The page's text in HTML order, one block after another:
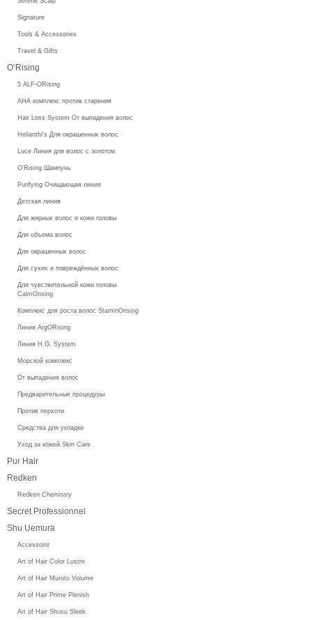
Signature
Tools & Accessories
Travel & Gifts
O’Rising
5 ALF-ORising
AHA комплекс против старения
Hair Loss System От выпадения волос
Helianthi's Для окрашенных волос
Luce Линия для волос с золотом
O’Rising Шампунь
Purifying Очищающая линия
Детская линия
Для жирных волос и кожи головы
Для объема волос
Для окрашенных волос
Для сухих и повреждённых волос
Для чувствительной кожи головы
CalmOrising
Комплекс для роста волос StaminOrising
Линия ArgORising
Линия H.G. System
Морской комплекс
От выпадения волос
Предварительные процедуры
Против перхоти
Средства для укладки
Уход за кожей Skin Care
Pur Hair
Redken
Redken Chemistry
Secret Professionnel
Shu Uemura
Accessoire
Art of Hair Color Lustre
Art of Hair Muroto Volume
Art of Hair Prime Plenish
Art of Hair Shusu Sleek